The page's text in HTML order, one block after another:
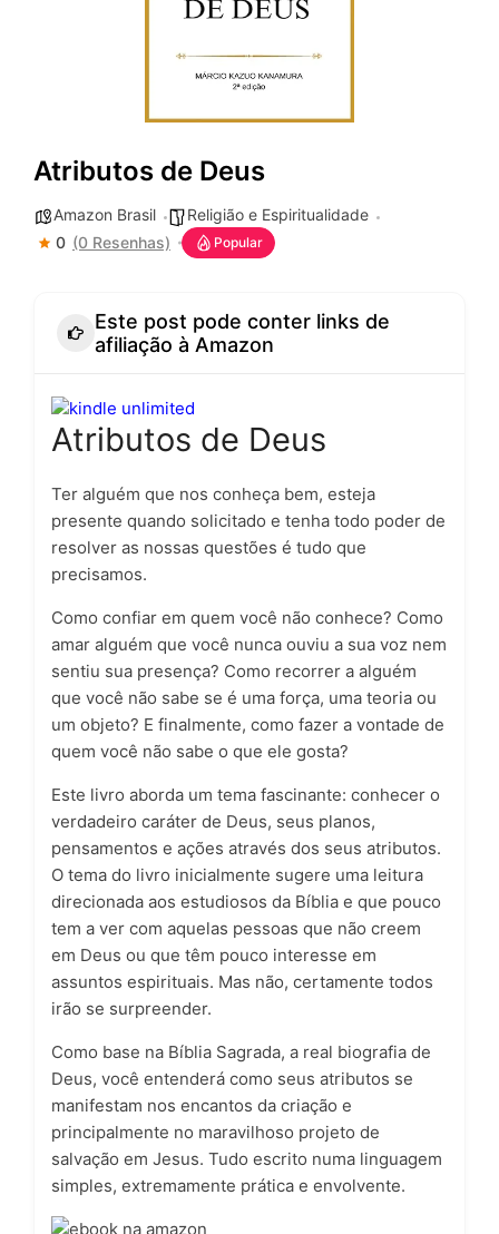
Atributos de Deus
Amazon Brasil
Religião e Espiritualidade
0 (0 Resenhas) Popular
Este post pode conter links de
afiliação à Amazon
Atributos de Deus
Ter alguém que nos conheça bem, esteja
presente quando solicitado e tenha todo poder de
resolver as nossas questões é tudo que
precisamos.
Como confiar em quem você não conhece? Como
amar alguém que você nunca ouviu a sua voz nem
sentiu sua presença? Como recorrer a alguém
que você não sabe se é uma força, uma teoria ou
um objeto? E finalmente, como fazer a vontade de
quem você não sabe o que ele gosta?
Este livro aborda um tema fascinante: conhecer o
verdadeiro caráter de Deus, seus planos,
pensamentos e ações através dos seus atributos.
O tema do livro inicialmente sugere uma leitura
direcionada aos estudiosos da Bíblia e que pouco
tem a ver com aquelas pessoas que não creem
em Deus ou que têm pouco interesse em
assuntos espirituais. Mas não, certamente todos
irão se surpreender.
Como base na Bíblia Sagrada, a real biografia de
Deus, você entenderá como seus atributos se
manifestam nos encantos da criação e
principalmente no maravilhoso projeto de
salvação em Jesus. Tudo escrito numa linguagem
simples, extremamente prática e envolvente.